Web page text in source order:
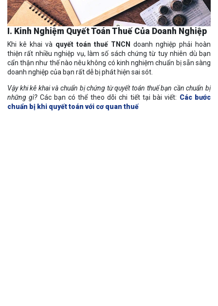
I. Kinh Nghiệm Quyết Toán Thuế Của Doanh Nghiệp
Khi kê khai và quyết toán thuế TNCN doanh nghiệp phải hoàn
thiện rất nhiều nghiệp vụ, làm số sách chứng từ tuy nhiên dù bạn
cẩn thận như thế nào nêu không có kinh nghiệm chuẩn bị sẵn sàng
doanh nghiệp của bạn rất dễ bị phát hiện sai sót.
Vậy khi kê khai và chuẩn bị chứng từ quyết toán thuế bạn cần chuẩn bị
những gì? Các bạn có thể theo dõi chi tiết tại bài viết: Các bước
chuẩn bị khi quyết toán với cơ quan thuế